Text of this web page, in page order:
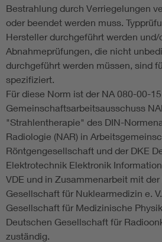
Bestrahlung durch Verriegelungen
oder beendet werden muss.
Hersteller durchgeführt werden und/
Abnahmeprüfungen, die nicht
durchgeführt werden müssen, sind
spezifiziert.
Für diese Norm ist der NA 080-00-
Gemeinschaftsarbeitsausschuss
"Strahlentherapie" des DIN-
Radiologie (NAR) in
Röntgengesellschaft und der DKE
Elektrotechnik Elektronik
VDE und in Zusammenarbeit mit
Gesellschaft für Nuklearmedizin e.
Gesellschaft für Medizinische Physik
Deutschen Gesellschaft für
zuständig.